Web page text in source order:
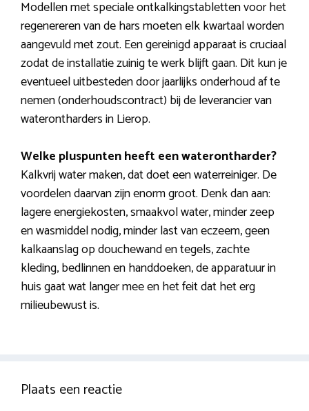
Modellen met speciale ontkalkingstabletten voor het
regenereren van de hars moeten elk kwartaal worden
aangevuld met zout. Een gereinigd apparaat is cruciaal
zodat de installatie zuinig te werk blijft gaan. Dit kun je
eventueel uitbesteden door jaarlijks onderhoud af te
nemen (onderhoudscontract) bij de leverancier van
waterontharders in Lierop.
Welke pluspunten heeft een waterontharder?
Kalkvrij water maken, dat doet een waterreiniger. De
voordelen daarvan zijn enorm groot. Denk dan aan:
lagere energiekosten, smaakvol water, minder zeep
en wasmiddel nodig, minder last van eczeem, geen
kalkaanslag op douchewand en tegels, zachte
kleding, bedlinnen en handdoeken, de apparatuur in
huis gaat wat langer mee en het feit dat het erg
milieubewust is.
Plaats een reactie